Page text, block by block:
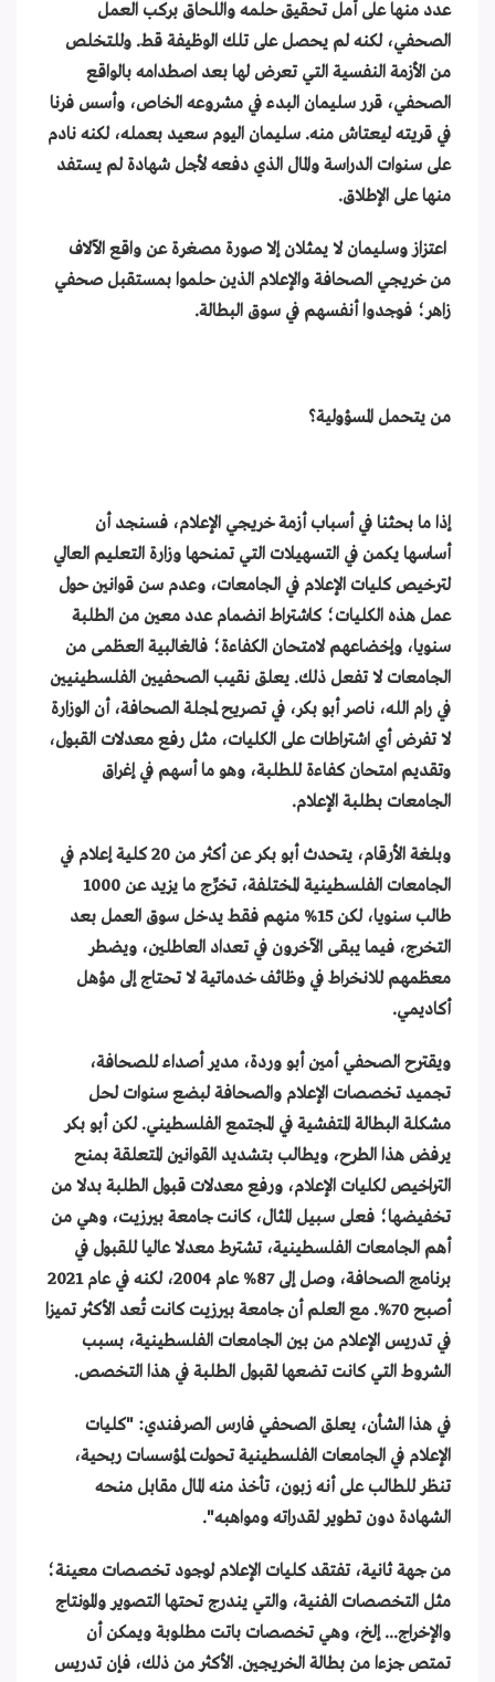
عدد منها على أمل تحقيق حلمه واللحاق بركب العمل
الصحفي، لكنه لم يحصل على تلك الوظيفة قط. وللتخلص
من الأزمة النفسية التي تعرض لها بعد اصطدامه بالواقع
الصحفي، قرر سليمان البدء في مشروعه الخاص، وأسس فرنا
في قريته ليعتاش منه. سليمان اليوم سعيد بعمله، لكنه نادم
على سنوات الدراسة والمال الذي دفعه لأجل شهادة لم يستفد
منها على الإطلاق.
اعتزاز وسليمان لا يمثلان إلا صورة مصغرة عن واقع الآلاف
من خريجي الصحافة والإعلام الذين حلموا بمستقبل صحفي
زاهر؛ فوجدوا أنفسهم في سوق البطالة.
من يتحمل المسؤولية؟
إذا ما بحثنا في أسباب أزمة خريجي الإعلام، فسنجد أن
أساسها يكمن في التسهيلات التي تمنحها وزارة التعليم العالي
لترخيص كليات الإعلام في الجامعات، وعدم سن قوانين حول
عمل هذه الكليات؛ كاشتراط انضمام عدد معين من الطلبة
سنويا، وإخضاعهم لامتحان الكفاءة؛ فالغالبية العظمى من
الجامعات لا تفعل ذلك. يعلق نقيب الصحفيين الفلسطينيين
في رام الله، ناصر أبو بكر، في تصريح لمجلة الصحافة، أن الوزارة
لا تفرض أي اشتراطات على الكليات، مثل رفع معدلات القبول،
وتقديم امتحان كفاءة للطلبة، وهو ما أسهم في إغراق
الجامعات بطلبة الإعلام.
وبلغة الأرقام، يتحدث أبو بكر عن أكثر من 20 كلية إعلام في
الجامعات الفلسطينية المختلفة، تخرِّج ما يزيد عن 1000
طالب سنويا، لكن 15% منهم فقط يدخل سوق العمل بعد
التخرج، فيما يبقى الآخرون في تعداد العاطلين، ويضطر
معظمهم للانخراط في وظائف خدماتية لا تحتاج إلى مؤهل
أكاديمي.
ويقترح الصحفي أمين أبو وردة، مدير أصداء للصحافة،
تجميد تخصصات الإعلام والصحافة لبضع سنوات لحل
مشكلة البطالة المتفشية في المجتمع الفلسطيني. لكن أبو بكر
يرفض هذا الطرح، ويطالب بتشديد القوانين المتعلقة بمنح
التراخيص لكليات الإعلام، ورفع معدلات قبول الطلبة بدلا من
تخفيضها؛ فعلى سبيل المثال، كانت جامعة بيرزيت، وهي من
أهم الجامعات الفلسطينية، تشترط معدلا عاليا للقبول في
برنامج الصحافة، وصل إلى 87% عام 2004، لكنه في عام 2021
أصبح 70%. مع العلم أن جامعة بيرزيت كانت تُعد الأكثر تميزا
في تدريس الإعلام من بين الجامعات الفلسطينية، بسبب
الشروط التي كانت تضعها لقبول الطلبة في هذا التخصص.
في هذا الشأن، يعلق الصحفي فارس الصرفندي: "كليات
الإعلام في الجامعات الفلسطينية تحولت لمؤسسات ربحية،
تنظر للطالب على أنه زبون، تأخذ منه المال مقابل منحه
الشهادة دون تطوير لقدراته ومواهبه".
من جهة ثانية، تفتقد كليات الإعلام لوجود تخصصات معينة؛
مثل التخصصات الفنية، والتي يندرج تحتها التصوير والمونتاج
والإخراج... إلخ، وهي تخصصات باتت مطلوبة ويمكن أن
تمتص جزءا من بطالة الخريجين. الأكثر من ذلك، فإن تدريس